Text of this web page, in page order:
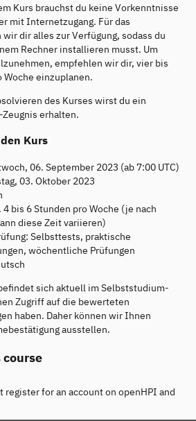
Kurs brauchst du keine Vorkenntnisse
mit Internetzugang. Für das
dir alles zur Verfügung, sodass du
Rechner installieren musst. Um
empfehlen wir dir, vier bis
Woche einzuplanen.
des Kurses wirst du ein
erhalten.
Kurs
06. September 2023 (ab 7:00 UTC)
03. Oktober 2023
bis 6 Stunden pro Woche (je nach
diese Zeit variieren)
Selbsttests, praktische
wöchentliche Prüfungen
sich aktuell im Selbststudium-
Zugriff auf die bewerteten
haben. Daher können wir Ihnen
ausstellen.
register for an account on openHPI and